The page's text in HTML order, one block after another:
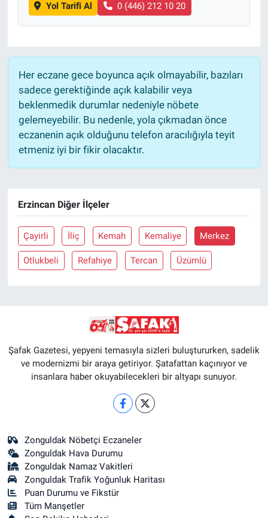
Yol Tarifi Al 0 (446) 212 10 20
Her eczane gece boyunca açık olmayabilir, bazıları
sadece gerektiğinde açık kalabilir veya
beklenmedik durumlar nedeniyle nöbete
gelemeyebilir. Bu nedenle, yola çıkmadan önce
eczanenin açık olduğunu telefon aracılığıyla teyit
etmeniz iyi bir fikir olacaktır.
Erzincan Diğer İlçeler
Çayirli İliç Kemah Kemaliye Merkez
Otlukbeli Refahiye Tercan Üzümlü
Şafak Gazetesi, yepyeni temasıyla sizleri buluştururken, sadelik
ve modernizmi bir araya getiriyor. Şatafattan kaçınıyor ve
insanlara haber okuyabilecekleri bir altyapı sunuyor.
Zonguldak Nöbetçi Eczaneler
Zonguldak Hava Durumu
Zonguldak Namaz Vakitleri
Zonguldak Trafik Yoğunluk Haritası
Puan Durumu ve Fikstür
Tüm Manşetler